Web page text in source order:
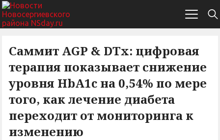
Саммит AGP & DTx: цифровая
терапия показывает снижение
уровня HbA1c на 0,54% по мере
того, как лечение диабета
переходит от мониторинга к
изменению